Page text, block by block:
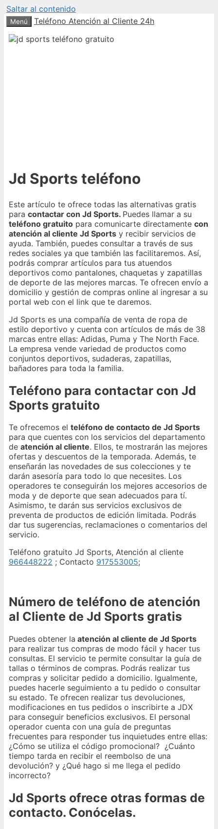
Saltar al contenido
Menú Teléfono Atención al Cliente 24h
Jd Sports teléfono
Este artículo te ofrece todas las alternativas gratis
para contactar con Jd Sports. Puedes llamar a su
teléfono gratuito para comunicarte directamente con
atención al cliente Jd Sports y recibir servicios de
ayuda. También, puedes consultar a través de sus
redes sociales ya que también las facilitaremos. Así,
podrás comprar artículos para tus atuendos
deportivos como pantalones, chaquetas y zapatillas
de deporte de las mejores marcas. Te ofrecen envío a
domicilio y gestión de compras online al ingresar a su
portal web con el link que te daremos.
Jd Sports es una compañía de venta de ropa de
estilo deportivo y cuenta con artículos de más de 38
marcas entre ellas: Adidas, Puma y The North Face.
La empresa vende variedad de productos como
conjuntos deportivos, sudaderas, zapatillas,
bañadores para toda la familia.
Teléfono para contactar con Jd
Sports gratuito
Te ofrecemos el teléfono de contacto de Jd Sports
para que cuentes con los servicios del departamento
de atención al cliente. Ellos, te mostrarán las mejores
ofertas y descuentos de la temporada. Además, te
enseñarán las novedades de sus colecciones y te
darán asesoría para todo lo que necesites. Los
operadores te conseguirán los mejores accesorios de
moda y de deporte que sean adecuados para tí.
Asimismo, te darán sus servicios exclusivos de
preventa de productos de edición limitada. Podrás
dar tus sugerencias, reclamaciones o comentarios del
servicio.
Teléfono gratuito Jd Sports, Atención al cliente
966448222 ; Contacto 917553005;
Número de teléfono de atención
al Cliente de Jd Sports gratis
Puedes obtener la atención al cliente de Jd Sports
para realizar tus compras de modo fácil y hacer tus
consultas. El servicio te permite consultar la guía de
tallas o términos de compras. Podrás realizar tus
compras y solicitar pedido a domicilio. Igualmente,
puedes hacerle seguimiento a tu pedido o consultar
su estado. Te ofrecen realizar tus devoluciones,
modificaciones en tus pedidos o inscribirte a JDX
para conseguir beneficios exclusivos. El personal
operador cuenta con una guía de preguntas
frecuentes para responder tus inquietudes entre ellas:
¿Cómo se utiliza el código promocional? ¿Cuánto
tiempo tarda en recibir el reembolso de una
devolución? y ¿Qué hago si me llega el pedido
incorrecto?
Jd Sports ofrece otras formas de
contacto. Conócelas.